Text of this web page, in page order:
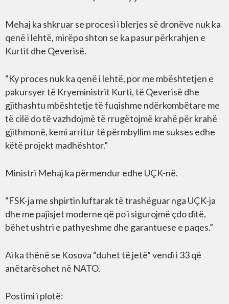
Mehaj ka shkruar se procesi i blerjes së dronëve nuk ka
qenë i lehtë, mirëpo shton se ka pasur përkrahjen e
Kurtit dhe Qeverisë.
“Ky proces nuk ka qenë i lehtë, por me mbështetjen e
pakursyer të Kryeministrit Kurti, të Qeverisë dhe
gjithashtu mbështetje të fuqishme ndërkombëtare me
të cilë do të vazhdojmë të rrugëtojmë krahë për krahë
gjithmonë, kemi arritur të përmbyllim me sukses edhe
këtë projekt madhështor.”
Ministri Mehaj ka përmendur edhe UÇK-në.
“FSK-ja me shpirtin luftarak të trashëguar nga UÇK-ja
dhe me pajisjet moderne që po i sigurojmë çdo ditë,
bëhet ushtri e pathyeshme dhe garantuese e paqes.”
Ai ka thënë se Kosova “duhet të jetë” vendi i 33 që
anëtarësohet në NATO.
Postimi i plotë: